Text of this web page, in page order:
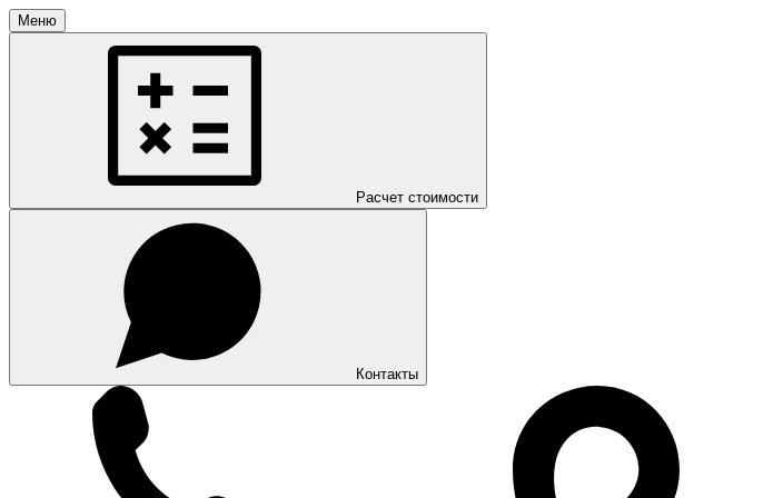
Меню
Расчет стоимости
Контакты